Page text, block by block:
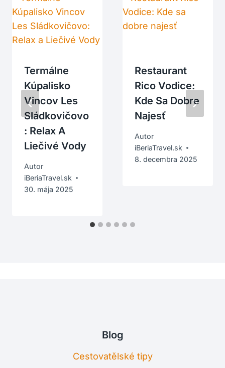
Termálne
Kúpalisko
Vincov Les
Sládkovičovo
: Relax A
Liečivé Vody
Autor
iBeriaTravel.sk
30. mája 2025
Restaurant
Rico Vodice:
Kde Sa Dobre
Najesť
Autor
iBeriaTravel.sk
8. decembra 2025
Blog
Cestovatělské tipy